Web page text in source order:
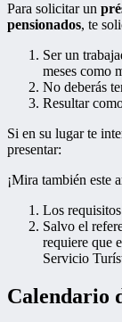
Para solicitar un
pensionados, te
Ser un
meses como
No deberás
Resultar
Si en su lugar te
presentar:
¡Mira también este
Los
Salvo el
requiere que
Servicio
Calendario